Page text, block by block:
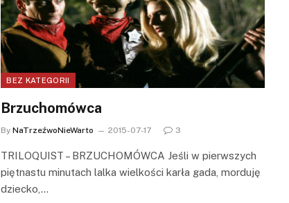
BEZ KATEGORII
Brzuchomówca
By NaTrzeźwoNieWarto 2015-07-17 3
TRILOQUIST – BRZUCHOMÓWCA Jeśli w pierwszych
piętnastu minutach lalka wielkości karła gada, morduję
dziecko,…